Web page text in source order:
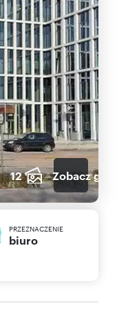
12 Zobacz galerię
PRZEZNACZENIE
biuro